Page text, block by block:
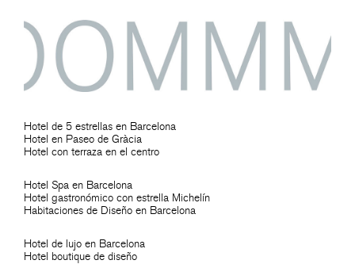
Hotel de 5 estrellas en Barcelona
Hotel en Paseo de Gràcia
Hotel con terraza en el centro
Hotel Spa en Barcelona
Hotel gastronómico con estrella Michelín
Habitaciones de Diseño en Barcelona
Hotel de lujo en Barcelona
Hotel boutique de diseño